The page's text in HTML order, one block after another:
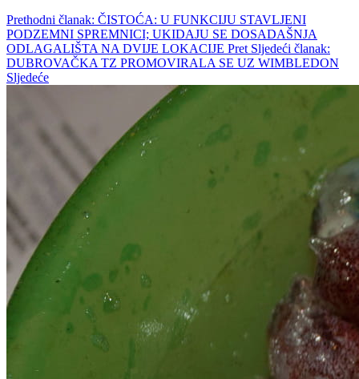
Prethodni članak: ČISTOĆA: U FUNKCIJU STAVLJENI
PODZEMNI SPREMNICI; UKIDAJU SE DOSADAŠNJA
ODLAGALIŠTA NA DVIJE LOKACIJE Pret Sljedeći članak:
DUBROVAČKA TZ PROMOVIRALA SE UZ WIMBLEDON
Sljedeće